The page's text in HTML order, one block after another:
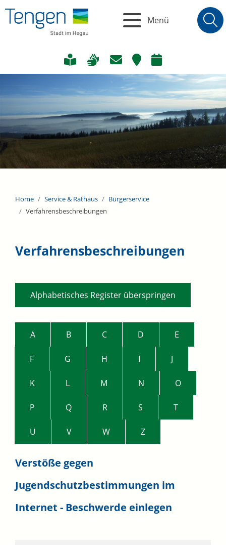
Menü
Home Service & Rathaus
Bürgerservice
Verfahrensbeschreibungen
Verfahrensbeschreibungen
Alphabetisches Register überspringen
A B C D E
F G H I J
K L M N O
P Q R S T
U V W Z
Verstöße gegen
Jugendschutzbestimmungen im
Internet - Beschwerde einlegen